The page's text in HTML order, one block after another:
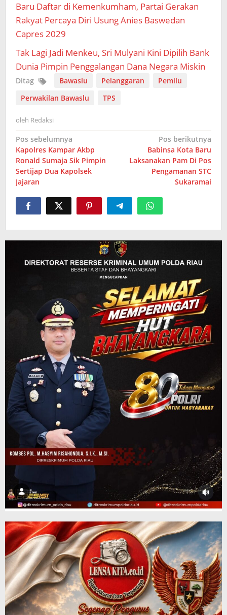
Baru Daftar di Kemenkumham, Partai Gerakan
Rakyat Percaya Diri Usung Anies Baswedan
Capres 2029
Tak Lagi Jadi Menkeu, Sri Mulyani Kini Dipilih Bank
Dunia Pimpin Penggalangan Dana Negara Miskin
Ditag Bawaslu Pelanggaran
Pemilu
Perwakilan Bawaslu
TPS
oleh Redaksi
Navigasi
pos
Pos sebelumnya
Kapolres Kampar Akbp
Ronald Sumaja Sik Pimpin
Sertijap Dua Kapolsek
Jajaran
Pos berikutnya
Babinsa Kota Baru
Laksanakan Pam Di Pos
Pengamanan STC
Sukaramai